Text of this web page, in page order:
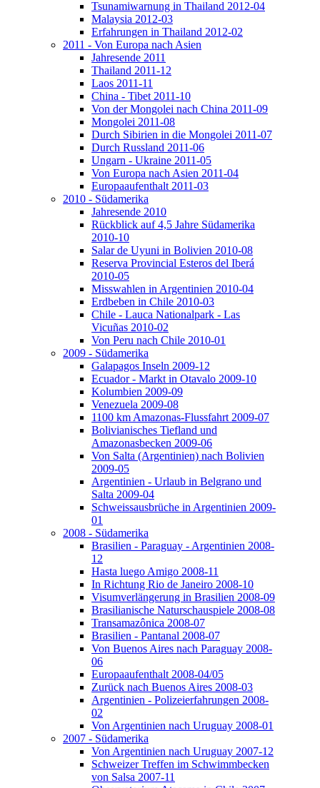
Tsunamiwarnung in Thailand 2012-04
Malaysia 2012-03
Erfahrungen in Thailand 2012-02
2011 - Von Europa nach Asien
Jahresende 2011
Thailand 2011-12
Laos 2011-11
China - Tibet 2011-10
Von der Mongolei nach China 2011-09
Mongolei 2011-08
Durch Sibirien in die Mongolei 2011-07
Durch Russland 2011-06
Ungarn - Ukraine 2011-05
Von Europa nach Asien 2011-04
Europaaufenthalt 2011-03
2010 - Südamerika
Jahresende 2010
Rückblick auf 4,5 Jahre Südamerika
2010-10
Salar de Uyuni in Bolivien 2010-08
Reserva Provincial Esteros del Iberá
2010-05
Misswahlen in Argentinien 2010-04
Erdbeben in Chile 2010-03
Chile - Lauca Nationalpark - Las
Vicuñas 2010-02
Von Peru nach Chile 2010-01
2009 - Südamerika
Galapagos Inseln 2009-12
Ecuador - Markt in Otavalo 2009-10
Kolumbien 2009-09
Venezuela 2009-08
1100 km Amazonas-Flussfahrt 2009-07
Bolivianisches Tiefland und
Amazonasbecken 2009-06
Von Salta (Argentinien) nach Bolivien
2009-05
Argentinien - Urlaub in Belgrano und
Salta 2009-04
Schweissausbrüche in Argentinien 2009-
01
2008 - Südamerika
Brasilien - Paraguay - Argentinien 2008-
12
Hasta luego Amigo 2008-11
In Richtung Rio de Janeiro 2008-10
Visumverlängerung in Brasilien 2008-09
Brasilianische Naturschauspiele 2008-08
Transamazônica 2008-07
Brasilien - Pantanal 2008-07
Von Buenos Aires nach Paraguay 2008-
06
Europaaufenthalt 2008-04/05
Zurück nach Buenos Aires 2008-03
Argentinien - Polizeierfahrungen 2008-
02
Von Argentinien nach Uruguay 2008-01
2007 - Südamerika
Von Argentinien nach Uruguay 2007-12
Schweizer Treffen im Schwimmbecken
von Salsa 2007-11